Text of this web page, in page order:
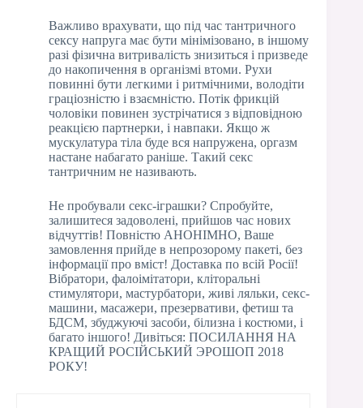
Важливо врахувати, що під час тантричного
сексу напруга має бути мінімізовано, в іншому
разі фізична витривалість знизиться і призведе
до накопичення в організмі втоми. Рухи
повинні бути легкими і ритмічними, володіти
граціозністю і взаємністю. Потік фрикцій
чоловіки повинен зустрічатися з відповідною
реакцією партнерки, і навпаки. Якщо ж
мускулатура тіла буде вся напружена, оргазм
настане набагато раніше. Такий секс
тантричним не називають.
Не пробували секс-іграшки? Спробуйте,
залишитеся задоволені, прийшов час нових
відчуттів! Повністю АНОНІМНО, Ваше
замовлення прийде в непрозорому пакеті, без
інформації про вміст! Доставка по всій Росії!
Вібратори, фалоімітатори, кліторальні
стимулятори, мастурбатори, живі ляльки, секс-
машини, масажери, презервативи, фетиш та
БДСМ, збуджуючі засоби, білизна і костюми, і
багато іншого! Дивіться: ПОСИЛАННЯ НА
КРАЩИЙ РОСІЙСЬКИЙ ЭРОШОП 2018
РОКУ!